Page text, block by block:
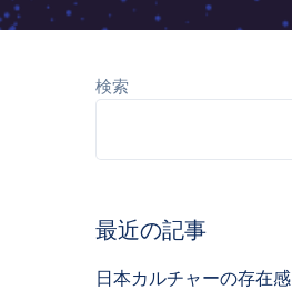
検索
最近の記事
日本カルチャーの存在感